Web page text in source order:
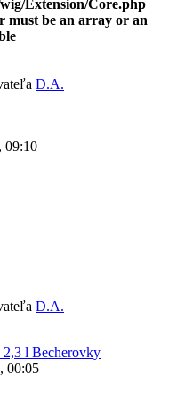
Extension/Core.php
must be an array or an
D.A.
09:10
D.A.
2,3 l Becherovky
00:05